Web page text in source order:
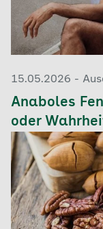
15.05.2026 -
Anaboles
oder